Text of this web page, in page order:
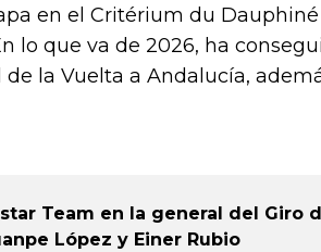
en el Critérium du
lo que va de 2026, ha
la Vuelta a Andalucía,
Team en la general del Giro
López y Einer Rubio